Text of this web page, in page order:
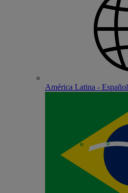
América Latina - Español